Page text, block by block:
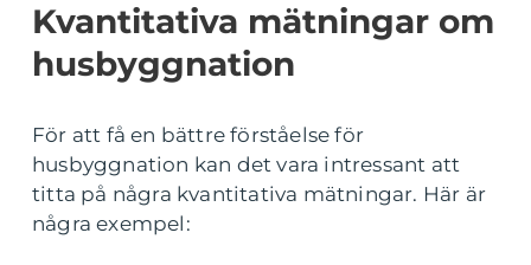
Kvantitativa mätningar om
husbyggnation
För att få en bättre förståelse för
husbyggnation kan det vara intressant att
titta på några kvantitativa mätningar. Här är
några exempel: